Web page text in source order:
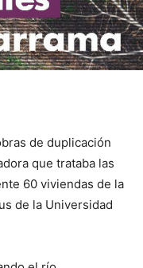
de duplicación
que trataba las
60 viviendas de la
de la Universidad